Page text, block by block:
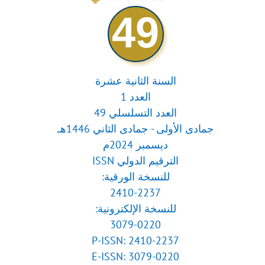
49
السنة الثانية عشرة
العدد 1
العدد التسلسلي 49
جمادى الأولى - جمادى الثاني 1446هـ
ديسمبر 2024م
الترقيم الدولي ISSN
للنسخة الورقية:
2410-2237
للنسخة الإلكترونية:
3079-0220
P-ISSN: 2410-2237
E-ISSN: 3079-0220